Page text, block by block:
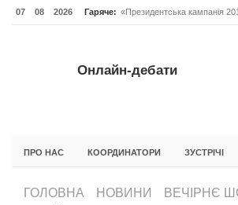
07 08 2026 Гаряче: «Президентська кампанія
Онлайн-дебати
Онлайн-дебати
ПРО НАС КООРДИНАТОРИ ЗУСТРІЧІ
ГОЛОВНА НОВИНИ
ВЕЧІРНЄ